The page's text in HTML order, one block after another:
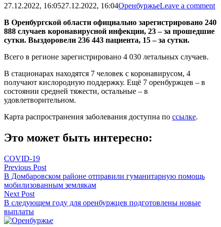
27.12.2022, 16:0527.12.2022, 16:04ОренбуржьеLeave a comment
В Оренбургской области официально зарегистрировано 240
888 случаев коронавирусной инфекции, 23 – за прошедшие
сутки. Выздоровели 236 443 пациента, 15 – за сутки.
Всего в регионе зарегистрировано 4 030 летальных случаев.
В стационарах находятся 7 человек с коронавирусом, 4
получают кислородную поддержку. Ещё 7 оренбуржцев – в
состоянии средней тяжести, остальные – в
удовлетворительном.
Карта распространения заболевания доступна по ссылке.
Это может быть интересно:
COVID-19
Навигация
по
записям
Previous Post
В Домбаровском районе отправили гуманитарную помощь
мобилизованным землякам
Next Post
В следующем году для оренбуржцев подготовлены новые
выплаты